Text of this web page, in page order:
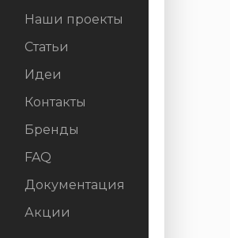
Наши проекты
Статьи
Идеи
Контакты
Бренды
FAQ
Документация
Акции